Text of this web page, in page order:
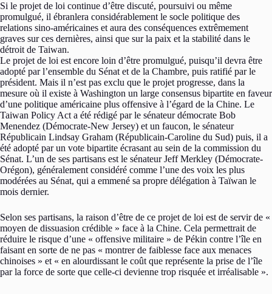
Si le projet de loi continue d’être discuté, poursuivi ou même
promulgué, il ébranlera considérablement le socle politique des
relations sino-américaines et aura des conséquences extrêmement
graves sur ces dernières, ainsi que sur la paix et la stabilité dans le
détroit de Taiwan.
Le projet de loi est encore loin d’être promulgué, puisqu’il devra être
adopté par l’ensemble du Sénat et de la Chambre, puis ratifié par le
président. Mais il n’est pas exclu que le projet progresse, dans la
mesure où il existe à Washington un large consensus bipartite en faveur
d’une politique américaine plus offensive à l’égard de la Chine. Le
Taiwan Policy Act a été rédigé par le sénateur démocrate Bob
Menendez (Démocrate-New Jersey) et un faucon, le sénateur
Républicain Lindsay Graham (Républicain-Caroline du Sud) puis, il a
été adopté par un vote bipartite écrasant au sein de la commission du
Sénat. L’un de ses partisans est le sénateur Jeff Merkley (Démocrate-
Orégon), généralement considéré comme l’une des voix les plus
modérées au Sénat, qui a emmené sa propre délégation à Taïwan le
mois dernier.
Selon ses partisans, la raison d’être de ce projet de loi est de servir de «
moyen de dissuasion crédible » face à la Chine. Cela permettrait de
réduire le risque d’une « offensive militaire » de Pékin contre l’île en
faisant en sorte de ne pas « montrer de faiblesse face aux menaces
chinoises » et « en alourdissant le coût que représente la prise de l’île
par la force de sorte que celle-ci devienne trop risquée et irréalisable ».